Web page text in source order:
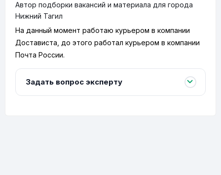
Автор подборки вакансий и материала для города
Нижний Тагил
На данный момент работаю курьером в компании
Достависта, до этого работал курьером в компании
Почта России.
Задать вопрос эксперту